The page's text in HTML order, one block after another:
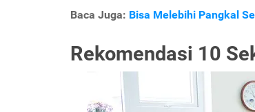
Baca Juga: Bisa Melebihi Pangkal
Rekomendasi 10